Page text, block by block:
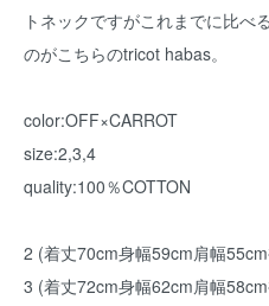
トネックですがこれまでに比べ
のがこちらのtricot habas。
color:OFF×CARROT
size:2,3,4
quality:100％COTTON
2 (着丈70cm身幅59cm肩幅
3 (着丈72cm身幅62cm肩幅